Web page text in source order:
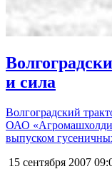
и сила
Волгоградский
ОАО
выпуском
15 сентября 2007